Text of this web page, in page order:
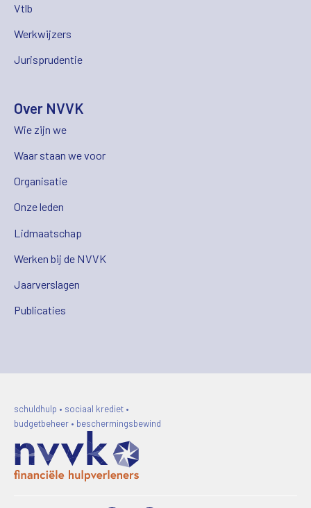
Vtlb
Werkwijzers
Jurisprudentie
Over NVVK
Wie zijn we
Waar staan we voor
Organisatie
Onze leden
Lidmaatschap
Werken bij de NVVK
Jaarverslagen
Publicaties
schuldhulp • sociaal krediet •
budgetbeheer • beschermingsbewind